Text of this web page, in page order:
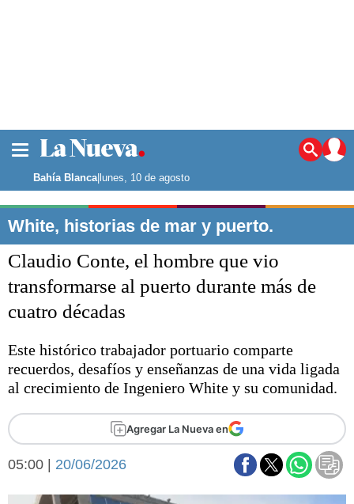
Noticias
La ciudad
Punta Alta
El país
El mundo
Seguridad
Liga del Sur
Básquetbol
Fútbol
Aplausos
Cines
Economía y campo
Economía y finanzas
Con el campo
Bahía Blanca|lunes, 10 de agosto
White, historias de mar y puerto.
Claudio Conte, el hombre que vio
transformarse al puerto durante más de
cuatro décadas
Este histórico trabajador portuario comparte
recuerdos, desafíos y enseñanzas de una vida ligada
al crecimiento de Ingeniero White y su comunidad.
Agregar La Nueva en
05:00 | 20/06/2026